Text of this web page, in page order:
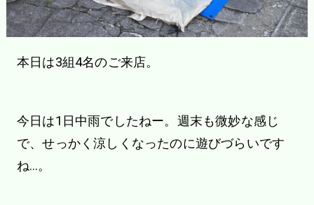
本日は3組4名のご来店。
今日は1日中雨でしたねー。週末も微妙な感じ
で、せっかく涼しくなったのに遊びづらいです
ね…。